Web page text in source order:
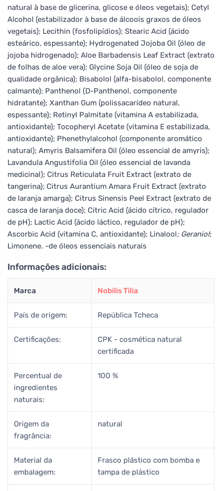
natural à base de glicerina, glicose e óleos vegetais); Cetyl
Alcohol (estabilizador à base de álcoois graxos de óleos
vegetais); Lecithin (fosfolipídios); Stearic Acid (ácido
esteárico, espessante); Hydrogenated Jojoba Oil (óleo de
jojoba hidrogenado); Aloe Barbadensis Leaf Extract (extrato
de folhas de aloe vera); Glycine Soja Oil (óleo de soja de
qualidade orgânica); Bisabolol (alfa-bisabolol, componente
calmante); Panthenol (D-Panthenol, componente
hidratante); Xanthan Gum (polissacarídeo natural,
espessante); Retinyl Palmitate (vitamina A estabilizada,
antioxidante); Tocopheryl Acetate (vitamina E estabilizada,
antioxidante); Phenethylalcohol (componente aromático
natural); Amyris Balsamifera Oil (óleo essencial de amyris);
Lavandula Angustifolia Oil (óleo essencial de lavanda
medicinal); Citrus Reticulata Fruit Extract (extrato de
tangerina); Citrus Aurantium Amara Fruit Extract (extrato
de laranja amarga); Citrus Sinensis Peel Extract (extrato de
casca de laranja doce); Citric Acid (ácido cítrico, regulador
de pH); Lactic Acid (ácido láctico, regulador de pH);
Ascorbic Acid (vitamina C, antioxidante); Linalool; Geraniol;
Limonene. -de óleos essenciais naturais
Informações adicionais:
Marca Nobilis Tilia
País de origem: República Tcheca
Certificações:
CPK - cosmética natural
certificada
Percentual de
ingredientes
naturais:
100 %
Origem da
fragrância:
natural
Material da
embalagem:
Frasco plástico com bomba e
tampa de plástico